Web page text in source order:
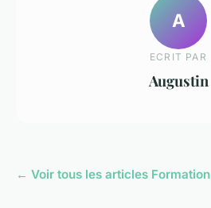
A
ECRIT PAR
Augustin
← Voir tous les articles Formation